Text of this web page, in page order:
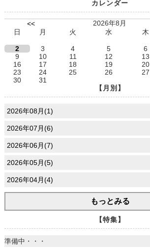
カレンダー
<<
2026年8月
日
月 火 水 木
2
3 4 5 6
9
10 11 12 13
16
17 18 19 20
23
24 25 26 27
30
31
【月別】
2026年08月(1)
2026年07月(6)
2026年06月(7)
2026年05月(5)
2026年04月(4)
もっとみる
【特集】
準備中・・・